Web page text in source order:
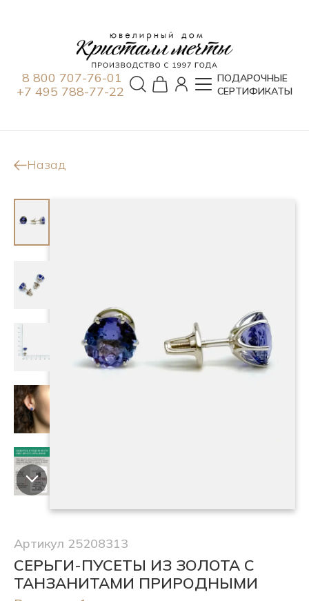
8 800 707-76-01
+7 495 788-77-22
ПОДАРОЧНЫЕ
СЕРТИФИКАТЫ
Назад
Артикул 25208313
СЕРЬГИ-ПУСЕТЫ ИЗ ЗОЛОТА С
ТАНЗАНИТАМИ ПРИРОДНЫМИ